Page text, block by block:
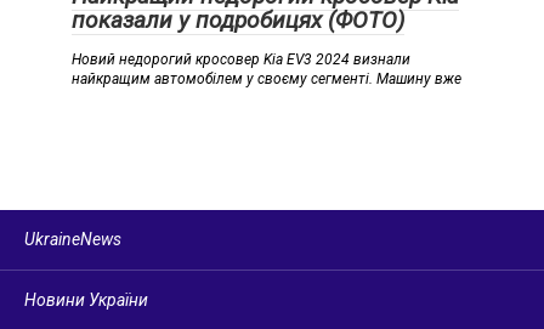
показали у подробицях (ФОТО)
Новий недорогий кросовер Kia EV3 2024 визнали
найкращим автомобілем у своєму сегменті. Машину вже
UkraineNews
Новини України